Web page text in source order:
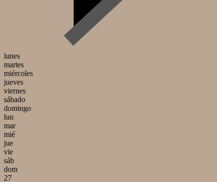
lunes
martes
miércoles
jueves
viernes
sábado
domingo
lun
mar
mié
jue
vie
sáb
dom
27